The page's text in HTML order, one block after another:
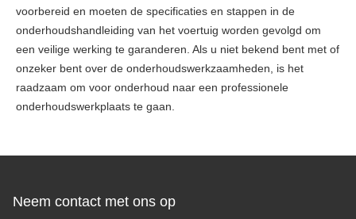
voorbereid en moeten de specificaties en stappen in de
onderhoudshandleiding van het voertuig worden gevolgd om
een ​​veilige werking te garanderen. Als u niet bekend bent met of
onzeker bent over de onderhoudswerkzaamheden, is het
raadzaam om voor onderhoud naar een professionele
onderhoudswerkplaats te gaan.
Neem contact met ons op